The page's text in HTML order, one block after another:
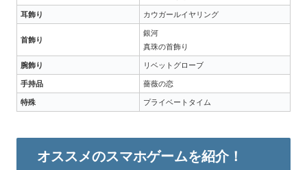
耳飾り カウガールイヤリング
首飾り
銀河
真珠の首飾り
腕飾り リベットグローブ
手持品 薔薇の恋
特殊 プライベートタイム
オススメのスマホゲームを紹介！